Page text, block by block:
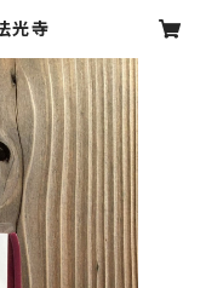
光寺